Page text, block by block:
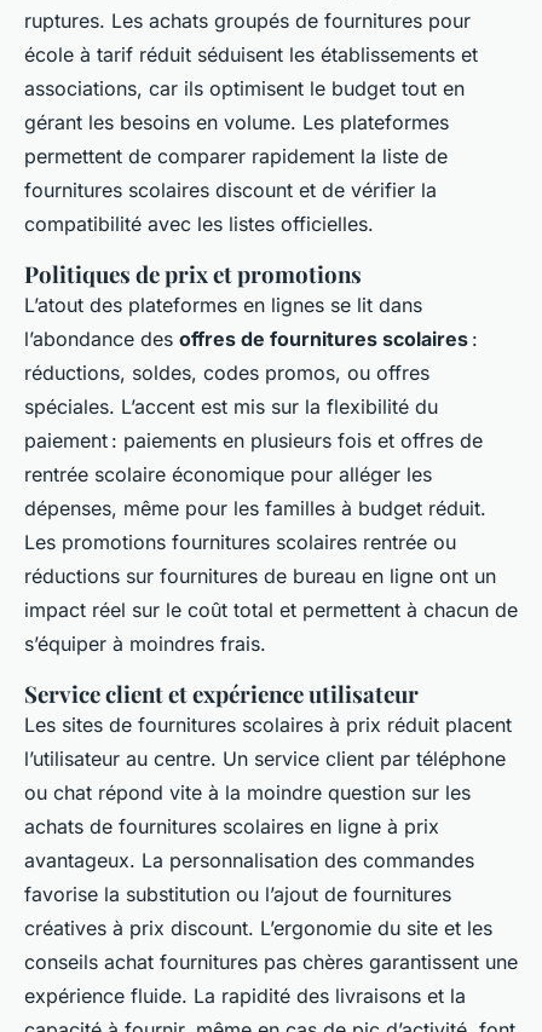
ruptures. Les achats groupés de fournitures pour
école à tarif réduit séduisent les établissements et
associations, car ils optimisent le budget tout en
gérant les besoins en volume. Les plateformes
permettent de comparer rapidement la liste de
fournitures scolaires discount et de vérifier la
compatibilité avec les listes officielles.
Politiques de prix et promotions
L’atout des plateformes en lignes se lit dans
l’abondance des offres de fournitures scolaires :
réductions, soldes, codes promos, ou offres
spéciales. L’accent est mis sur la flexibilité du
paiement : paiements en plusieurs fois et offres de
rentrée scolaire économique pour alléger les
dépenses, même pour les familles à budget réduit.
Les promotions fournitures scolaires rentrée ou
réductions sur fournitures de bureau en ligne ont un
impact réel sur le coût total et permettent à chacun de
s’équiper à moindres frais.
Service client et expérience utilisateur
Les sites de fournitures scolaires à prix réduit placent
l’utilisateur au centre. Un service client par téléphone
ou chat répond vite à la moindre question sur les
achats de fournitures scolaires en ligne à prix
avantageux. La personnalisation des commandes
favorise la substitution ou l’ajout de fournitures
créatives à prix discount. L’ergonomie du site et les
conseils achat fournitures pas chères garantissent une
expérience fluide. La rapidité des livraisons et la